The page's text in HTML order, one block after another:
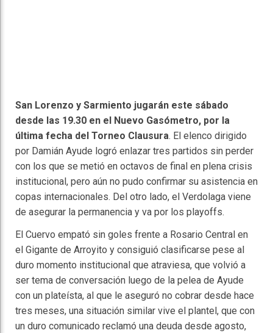
San Lorenzo y Sarmiento jugarán este sábado
desde las 19.30 en el Nuevo Gasómetro, por la
última fecha del Torneo Clausura. El elenco dirigido
por Damián Ayude logró enlazar tres partidos sin perder
con los que se metió en octavos de final en plena crisis
institucional, pero aún no pudo confirmar su asistencia en
copas internacionales. Del otro lado, el Verdolaga viene
de asegurar la permanencia y va por los playoffs.
El Cuervo empató sin goles frente a Rosario Central en
el Gigante de Arroyito y consiguió clasificarse pese al
duro momento institucional que atraviesa, que volvió a
ser tema de conversación luego de la pelea de Ayude
con un plateísta, al que le aseguró no cobrar desde hace
tres meses, una situación similar vive el plantel, que con
un duro comunicado reclamó una deuda desde agosto,